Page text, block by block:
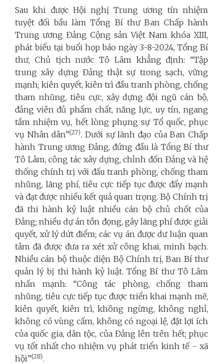
Sau khi được Hội nghị Trung ương tín nhiệm
tuyệt đối bầu làm Tổng Bí thư Ban Chấp hành
Trung ương Đảng Cộng sản Việt Nam khóa XIII,
phát biểu tại buổi họp báo ngày 3-8-2024, Tổng Bí
thư, Chủ tịch nước Tô Lâm khẳng định: “Tập
trung xây dựng Đảng thật sự trong sạch, vững
mạnh; kiên quyết, kiên trì đầu tranh phòng, chống
tham nhũng, tiêu cực, xây dựng đội ngũ cán bộ,
đảng viên đủ phẩm chất, năng lực, uy tín, ngang
tầm nhiệm vụ, hết lòng phụng sự Tổ quốc, phục
vụ Nhân dân”(27). Dưới sự lãnh đạo của Ban Chấp
hành Trung ương Đảng, đứng đầu là Tổng Bí thư
Tô Lâm, công tác xây dựng, chỉnh đốn Đảng và hệ
thống chính trị với đấu tranh phòng, chống tham
nhũng, lãng phí, tiêu cực tiếp tục được đẩy mạnh
và đạt được nhiều kết quả quan trọng. Bộ Chính trị
đã thi hành kỷ luật nhiều cán bộ chủ chốt của
Đảng; nhiều dự án tồn đọng, gây lãng phí được giải
quyết, xử lý dứt điểm; các vụ án được dư luận quan
tâm đã được đưa ra xét xử công khai, minh bạch.
Nhiều cán bộ thuộc diện Bộ Chính trị, Ban Bí thư
quản lý bị thi hành kỷ luật. Tổng Bí thư Tô Lâm
nhấn mạnh: “Công tác phòng, chống tham
nhũng, tiêu cực tiếp tục được triển khai mạnh mẽ,
kiên quyết, kiên trì, không ngừng, không nghỉ,
không có vùng cấm, không có ngoại lệ, đặt lợi ích
của quốc gia, dân tộc, của Đảng lên trên hết; phục
vụ tốt nhất cho nhiệm vụ phát triển kinh tế - xã
hội”(28).